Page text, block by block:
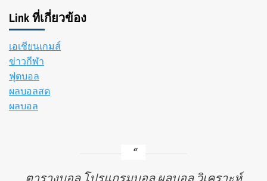
Link ที่เกี่ยวข้อง
เอเชียนเกมส์
ข่าวกีฬา
ฟุตบอล
ผลบอลสด
ผลบอล
ตารางบอล โปรแกรมบอล ผลบอล วิเคราะห์